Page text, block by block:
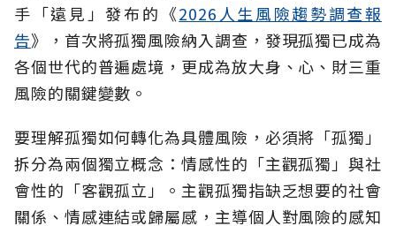
手「遠見」發布的《2026人生風險趨勢調查報
告》，首次將孤獨風險納入調查，發現孤獨已成為
各個世代的普遍處境，更成為放大身、心、財三重
風險的關鍵變數。
要理解孤獨如何轉化為具體風險，必須將「孤獨」
拆分為兩個獨立概念：情感性的「主觀孤獨」與社
會性的「客觀孤立」。主觀孤獨指缺乏想要的社會
關係、情感連結或歸屬感，主導個人對風險的感知